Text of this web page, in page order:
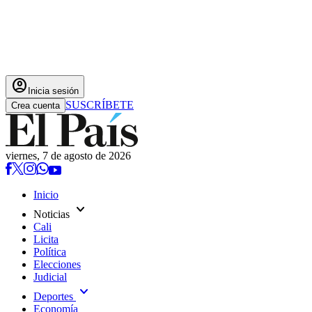
account_circle Inicia sesión
Crea cuenta SUSCRÍBETE
viernes, 7 de agosto de 2026
Inicio
Noticias expand_more
Cali
Licita
Política
Elecciones
Judicial
Deportes expand_more
Economía